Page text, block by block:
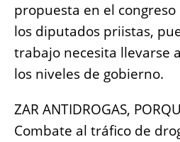
propuesta en el
los diputados priistas,
trabajo necesita llevarse
los niveles de gobierno.
ZAR ANTIDROGAS,
Combate al tráfico de